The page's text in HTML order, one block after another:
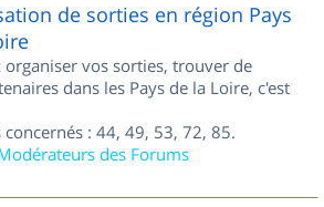
de sorties en région Pays
organiser vos sorties, trouver de
dans les Pays de la Loire, c'est
: 44, 49, 53, 72, 85.
des Forums